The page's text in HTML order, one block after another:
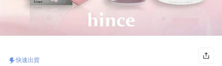
快速出貨